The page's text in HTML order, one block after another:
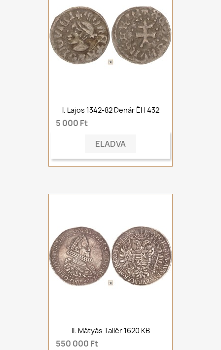
I. Lajos 1342-82 Denár ÉH 432
5 000 Ft
ELADVA
II. Mátyás Tallér 1620 KB
550 000 Ft